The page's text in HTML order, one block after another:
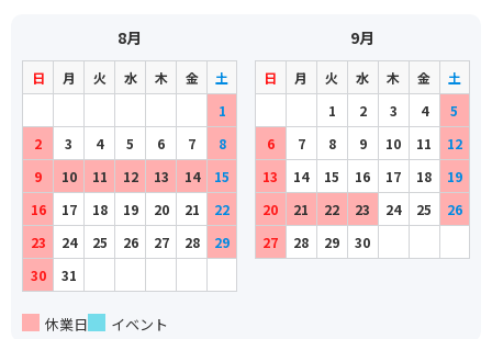
8月
日 月 火 水 木 金
土
1
2
3 4 5 6 7
8
9
10 11 12 13 14
15
16
17 18 19 20 21
22
23
24 25 26 27 28
29
30
31
9月
日 月 火 水 木 金
土
1
2 3 4
5
6
7 8 9 10 11
12
13
14 15 16 17 18
19
20
21 22 23 24 25
26
27
28 29 30
休業日 イベント